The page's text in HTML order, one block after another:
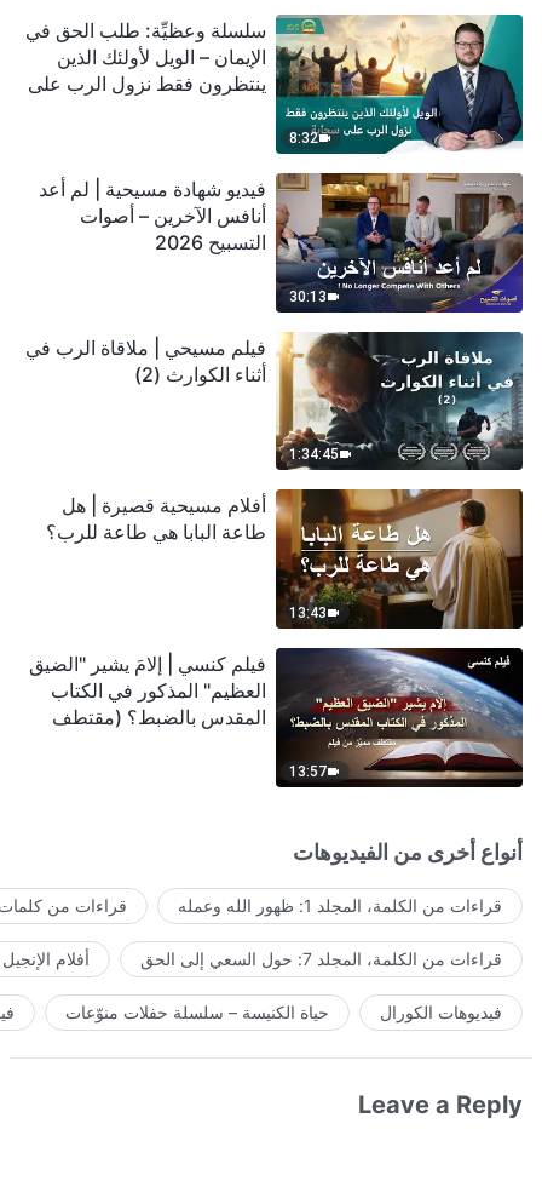
8:32
سلسلة وعظيِّة: طلب الحق في
الإيمان – الويل لأولئك الذين
ينتظرون فقط نزول الرب على
30:13
فيديو شهادة مسيحية | لم أعد
أنافس الآخرين – أصوات
التسبيح 2026
1:34:45
فيلم مسيحي | ملاقاة الرب في
أثناء الكوارث (2)
13:43
أفلام مسيحية قصيرة | هل
طاعة البابا هي طاعة للرب؟
13:57
فيلم كنسي | إلامَ يشير "الضيق
العظيم" المذكور في الكتاب
المقدس بالضبط؟ (مقتطف
أنواع أخرى من الفيديوهات
قراءات من الكلمة، المجلد 1: ظهور الله وعمله قراءات من كلمات
قراءات من الكلمة، المجلد 7: حول السعي إلى الحق أفلام الإنجيل
فيديوهات الكورال حياة الكنيسة – سلسلة حفلات منوّعات
Leave a Reply